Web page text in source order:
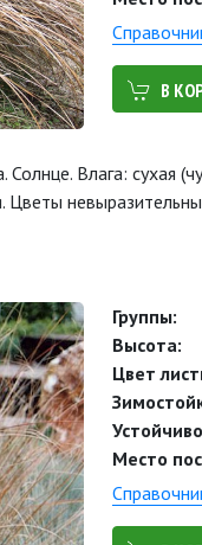
В
Влага: сухая
Цветы
Группы:
Высота:
Цвет
Место